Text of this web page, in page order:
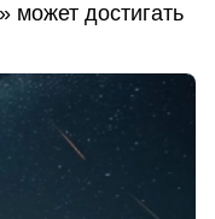
может достигать